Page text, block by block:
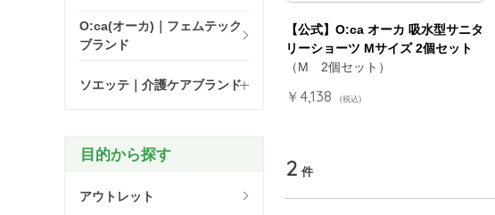
O:ca(オーカ)｜フェムテック
ブランド
ソエッテ｜介護ケアブランド
目的から探す
アウトレット
【公式】O:ca オーカ 吸水型サニタ
リーショーツ Mサイズ 2個セット
（M 2個セット）
￥4,138 (税込)
2 件